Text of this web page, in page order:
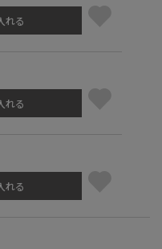
れる
れる
れる